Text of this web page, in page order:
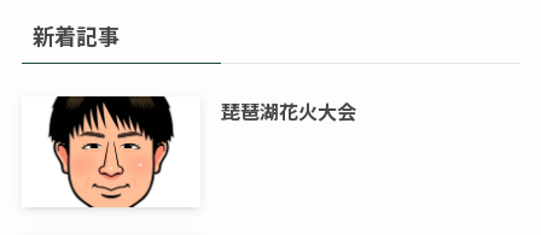
新着記事
琵琶湖花火大会